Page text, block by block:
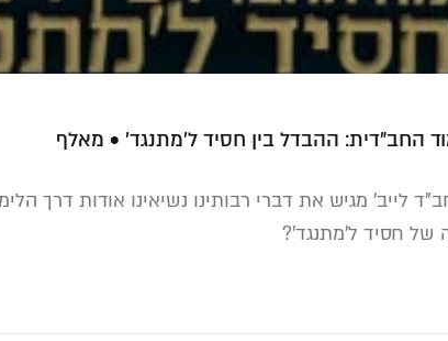
החב"דית: ההבדל בין חסיד ל'מתנגד' • מאלף
לייב' מגיש את דברי רבותינו נשיאינו אודות דרך
של חסיד ל'מתנגד'?